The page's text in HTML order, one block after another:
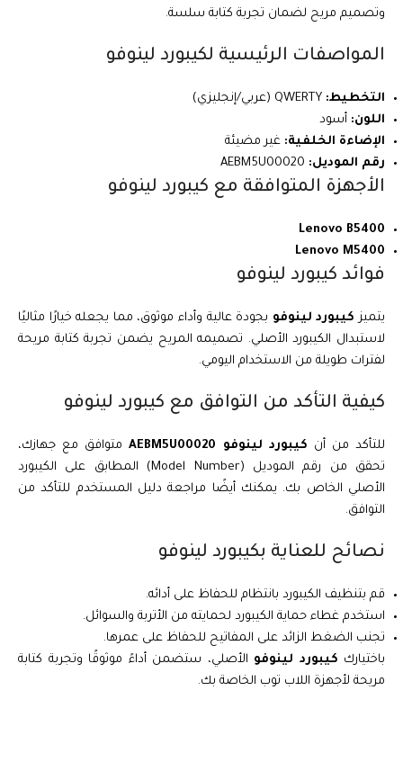
وتصميم مريح لضمان تجربة كتابة سلسة.
المواصفات الرئيسية لكيبورد لينوفو
التخطيط:
اللون: أسود
الإضاءة الخلفية: غير مضيئة
رقم الموديل:
الأجهزة المتوافقة مع كيبورد لينوفو
Lenovo B5400
Lenovo M5400
فوائد كيبورد لينوفو
يتميز كيبورد لينوفو بجودة عالية وأداء موثوق، مما يجعله خيارًا مثاليًا
لاستبدال الكيبورد الأصلي. تصميمه المريح يضمن تجربة كتابة مريحة
لفترات طويلة من الاستخدام اليومي.
كيفية التأكد من التوافق مع كيبورد لينوفو
للتأكد من أن كيبورد لينوفو AEBM5U00020
متوافق مع جهازك،
تحقق من رقم الموديل (Model Number) المطابق على الكيبورد
الأصلي الخاص بك. يمكنك أيضًا مراجعة دليل المستخدم للتأكد من
التوافق.
نصائح للعناية بكيبورد لينوفو
قم بتنظيف الكيبورد بانتظام للحفاظ على أدائه.
استخدم غطاء حماية الكيبورد لحمايته من الأتربة والسوائل.
تجنب الضغط الزائد على المفاتيح للحفاظ على عمرها.
باختيارك كيبورد لينوفو الأصلي، ستضمن أداءً موثوقًا وتجربة كتابة
مريحة لأجهزة اللاب توب الخاصة بك.